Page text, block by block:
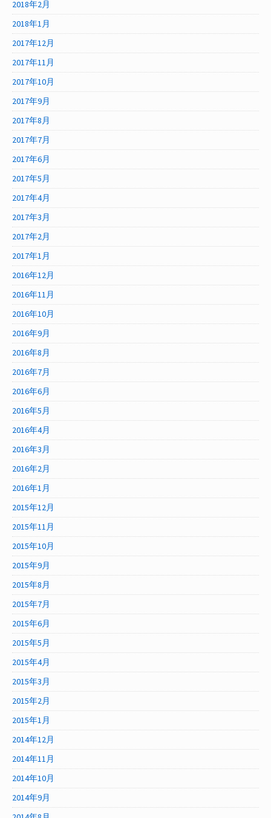
2018年2月
2018年1月
2017年12月
2017年11月
2017年10月
2017年9月
2017年8月
2017年7月
2017年6月
2017年5月
2017年4月
2017年3月
2017年2月
2017年1月
2016年12月
2016年11月
2016年10月
2016年9月
2016年8月
2016年7月
2016年6月
2016年5月
2016年4月
2016年3月
2016年2月
2016年1月
2015年12月
2015年11月
2015年10月
2015年9月
2015年8月
2015年7月
2015年6月
2015年5月
2015年4月
2015年3月
2015年2月
2015年1月
2014年12月
2014年11月
2014年10月
2014年9月